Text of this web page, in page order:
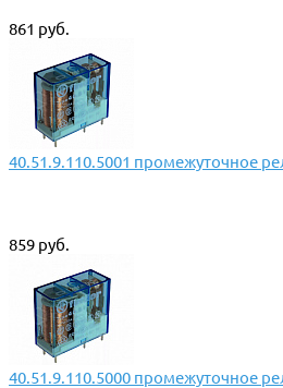
861 руб.
40.51.9.110.5001 промежуточное
859 руб.
40.51.9.110.5000 промежуточное